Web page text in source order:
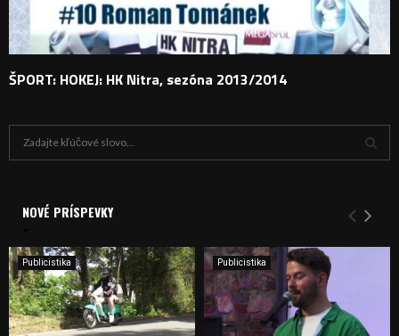
ŠPORT: HOKEJ: HK Nitra, sezóna 2013/2014
i
e
:
Y
H
NOVÉ PRÍSPEVKY
Publicistika Publicistika